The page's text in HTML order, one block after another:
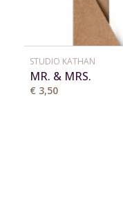
STUDIO KATHAN
MR. & MRS.
€ 3,50